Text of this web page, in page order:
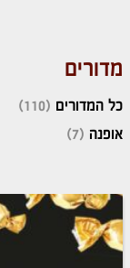
מדורים
כל המדורים (110)
אופנה (7)